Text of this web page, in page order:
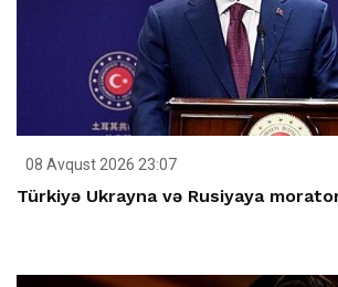
08 Avqust 2026 23:07
Türkiyə Ukrayna və Rusiyaya